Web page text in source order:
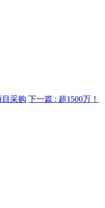
目采购 下一篇 : 超1500万！